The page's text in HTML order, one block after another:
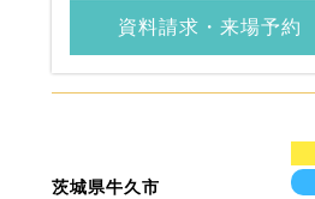
資料請求・来場予約
茨城県牛久市